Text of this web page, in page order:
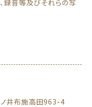
録音等及びそれらの写
井布施高田963-4